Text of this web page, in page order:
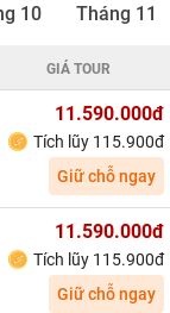
10 Tháng 11
GIÁ TOUR
11.590.000đ
Tích lũy 115.900đ
Giữ chỗ ngay
11.590.000đ
Tích lũy 115.900đ
Giữ chỗ ngay